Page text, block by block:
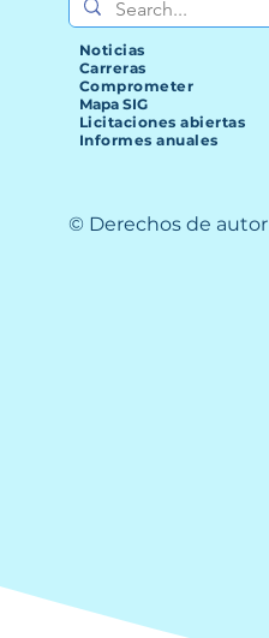
Noticias
Carreras
Comprometer
Mapa SIG
Licitaciones abiertas
Informes anuales
© Derechos de autor